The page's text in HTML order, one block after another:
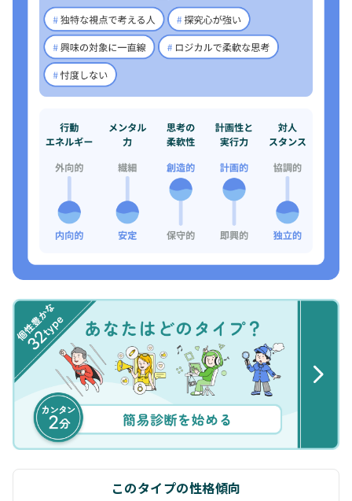
このタイプの性格傾向